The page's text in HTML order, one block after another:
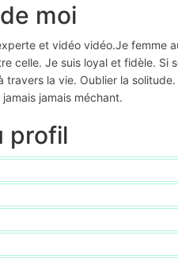
moi
et vidéo vidéo.Je femme
celle. Je suis loyal et fidèle.
travers la vie. Oublier la
jamais méchant.
profil